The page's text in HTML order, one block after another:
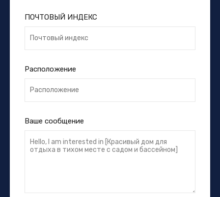
ПОЧТОВЫЙ ИНДЕКС
Расположение
Ваше сообщение